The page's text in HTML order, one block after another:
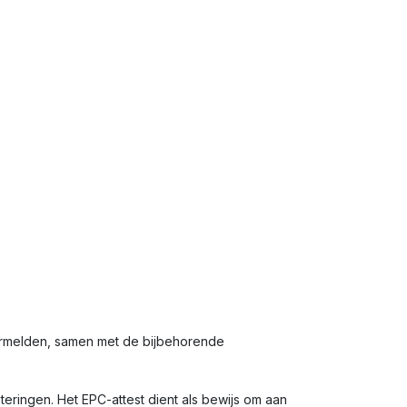
samen met de bijbehorende
Het EPC-attest dient als bewijs om aan